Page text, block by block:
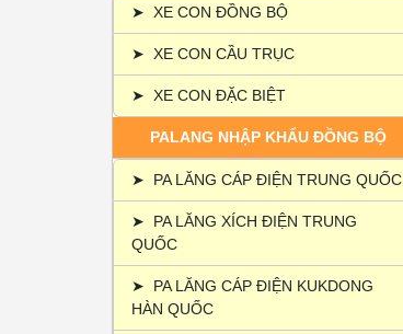
➤ XE CON ĐỒNG BỘ
➤ XE CON CẦU TRỤC
➤ XE CON ĐẶC BIỆT
PALANG NHẬP KHẨU ĐỒNG BỘ
➤ PA LĂNG CÁP ĐIỆN TRUNG QUỐC
➤
PA LĂNG XÍCH ĐIỆN TRUNG
QUỐC
➤
PA LĂNG CÁP ĐIỆN KUKDONG
HÀN QUỐC